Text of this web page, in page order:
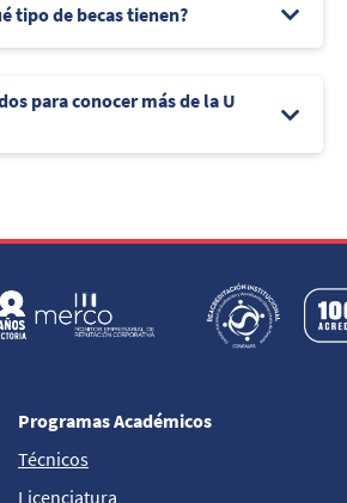
tipo de becas tienen?
para conocer más de la U
Programas Académicos
Técnicos
Licenciatura